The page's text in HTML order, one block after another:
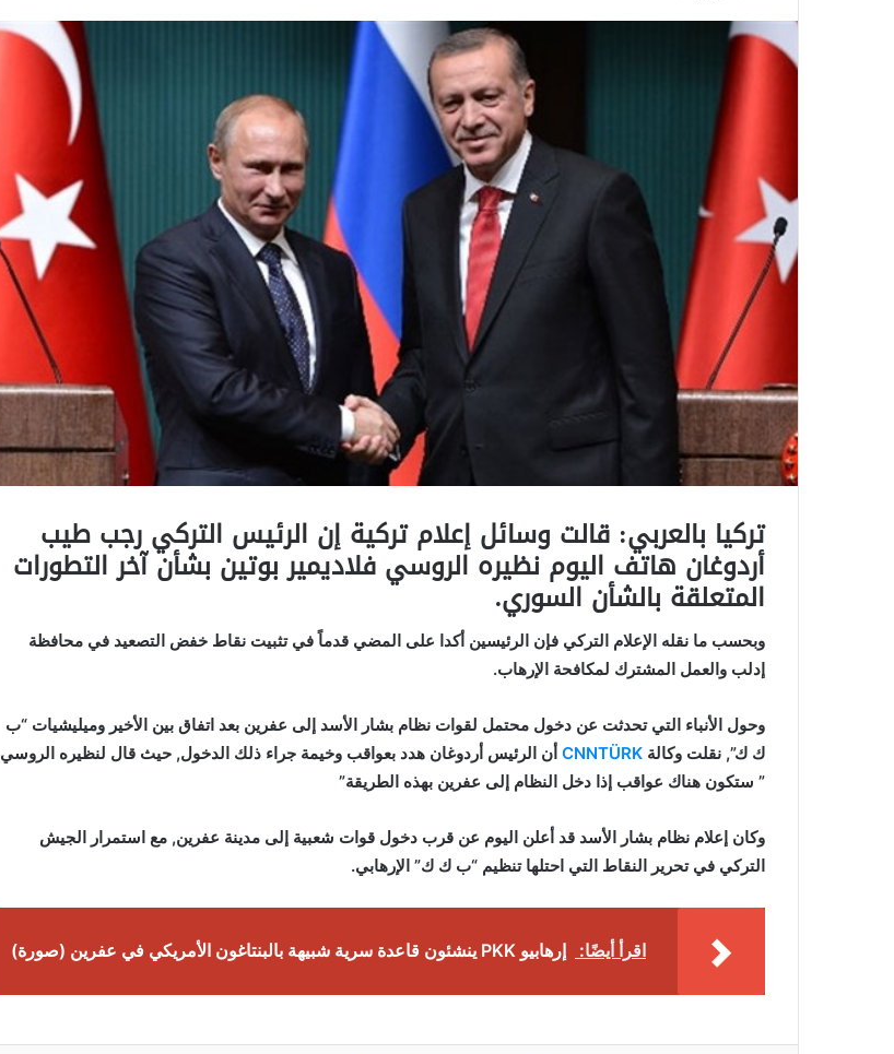
تركيا بالعربي: قالت وسائل إعلام تركية إن الرئيس التركي رجب طيب
أردوغان هاتف اليوم نظيره الروسي فلاديمير بوتين بشأن آخر التطورات
المتعلقة بالشأن السوري.
وبحسب ما نقله الإعلام التركي فإن الرئيسين أكدا على المضي قدماً في تثبيت نقاط خفض التصعيد في محافظة
إدلب والعمل المشترك لمكافحة الإرهاب.
وحول الأنباء التي تحدثت عن دخول محتمل لقوات نظام بشار الأسد إلى عفرين بعد اتفاق بين الأخير وميليشيات “ب
ك ك”, نقلت وكالة
أن الرئيس أردوغان هدد بعواقب وخيمة جراء ذلك الدخول, حيث قال لنظيره الروسي
” ستكون هناك عواقب إذا دخل النظام إلى عفرين بهذه الطريقة”
وكان إعلام نظام بشار الأسد قد أعلن اليوم عن قرب دخول قوات شعبية إلى مدينة عفرين, مع استمرار الجيش
التركي في تحرير النقاط التي احتلها تنظيم “ب ك ك” الإرهابي.
اقرأ أيضًا: إرهابيو PKK ينشئون قاعدة سرية شبيهة بالبنتاغون الأمريكي في عفرين (صورة)